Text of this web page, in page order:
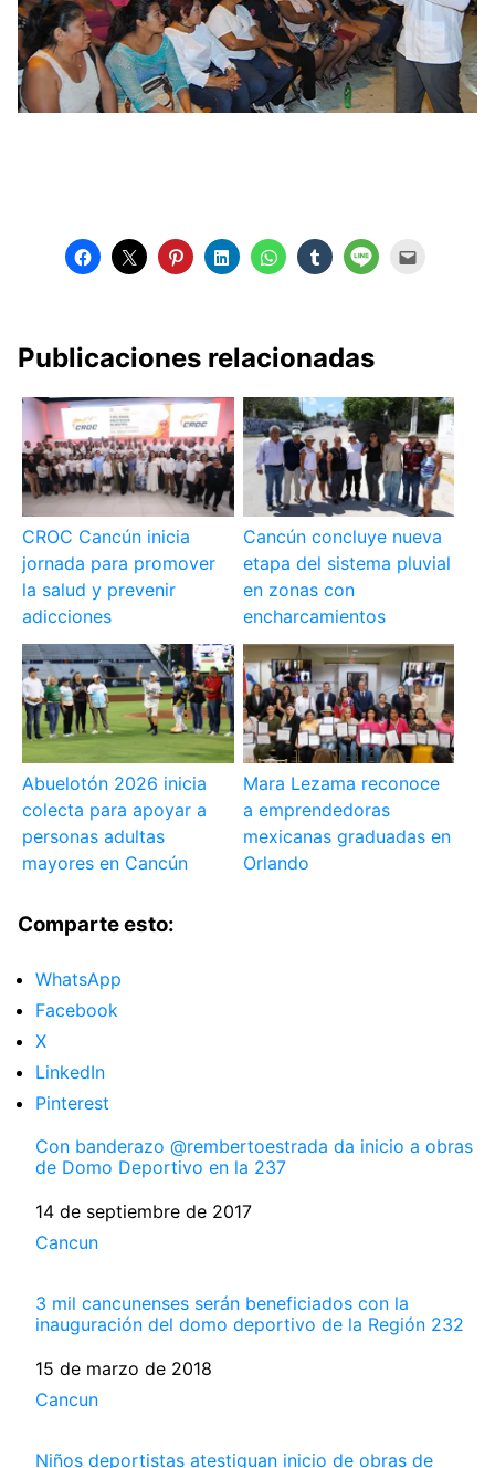
Publicaciones relacionadas
CROC Cancún inicia
jornada para promover
la salud y prevenir
adicciones
Cancún concluye nueva
etapa del sistema pluvial
en zonas con
encharcamientos
Abuelotón 2026 inicia
colecta para apoyar a
personas adultas
mayores en Cancún
Mara Lezama reconoce
a emprendedoras
mexicanas graduadas en
Orlando
Comparte esto:
WhatsApp
Facebook
X
LinkedIn
Pinterest
Con banderazo @rembertoestrada da inicio a obras
de Domo Deportivo en la 237
Fecha
14 de septiembre de 2017
Respecto a
Cancun
3 mil cancunenses serán beneficiados con la
inauguración del domo deportivo de la Región 232
Fecha
15 de marzo de 2018
Respecto a
Cancun
Niños deportistas atestiguan inicio de obras de